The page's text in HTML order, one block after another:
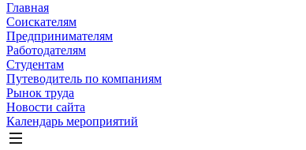
Главная
Соискателям
Предпринимателям
Работодателям
Студентам
Путеводитель по компаниям
Рынок труда
Новости сайта
Календарь мероприятий